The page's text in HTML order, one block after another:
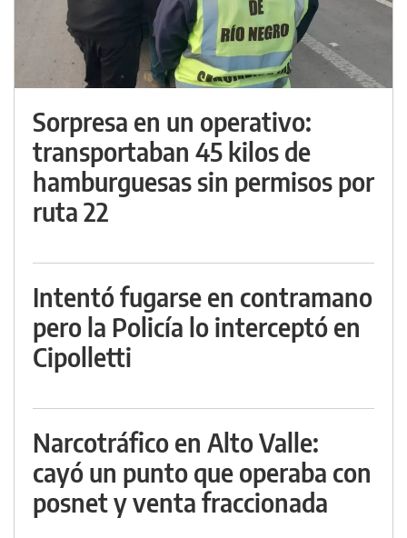
Sorpresa en un operativo:
transportaban 45 kilos de
hamburguesas sin permisos por
ruta 22
Intentó fugarse en contramano
pero la Policía lo interceptó en
Cipolletti
Narcotráfico en Alto Valle:
cayó un punto que operaba con
posnet y venta fraccionada